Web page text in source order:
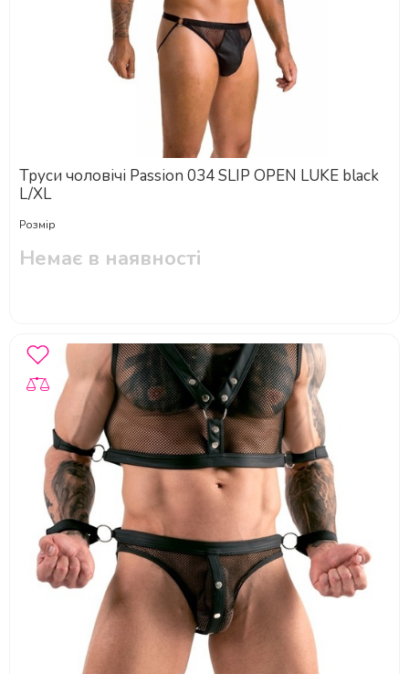
Труси чоловічі Passion 034 SLIP OPEN LUKE black
L/XL
Розмір
Немає в наявності